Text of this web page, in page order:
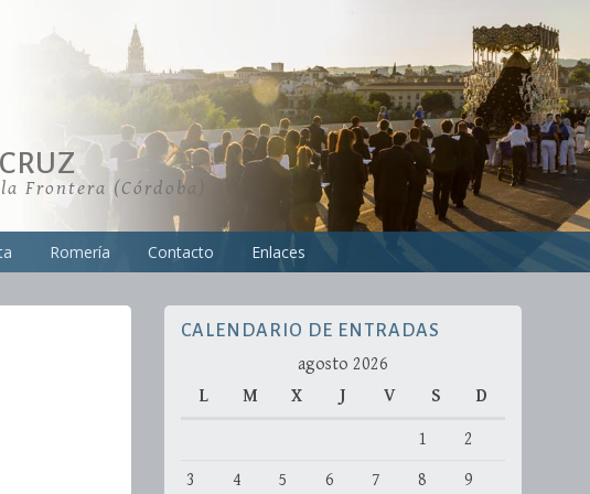
Frontera (Córdoba)
Romería Contacto Enlaces
CALENDARIO DE ENTRADAS
agosto 2026
L
M X J V S D
1
2
3
4 5 6 7 8
9